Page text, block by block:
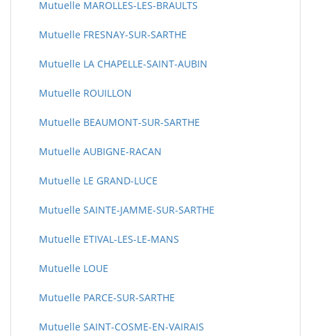
Mutuelle MAROLLES-LES-BRAULTS
Mutuelle FRESNAY-SUR-SARTHE
Mutuelle LA CHAPELLE-SAINT-AUBIN
Mutuelle ROUILLON
Mutuelle BEAUMONT-SUR-SARTHE
Mutuelle AUBIGNE-RACAN
Mutuelle LE GRAND-LUCE
Mutuelle SAINTE-JAMME-SUR-SARTHE
Mutuelle ETIVAL-LES-LE-MANS
Mutuelle LOUE
Mutuelle PARCE-SUR-SARTHE
Mutuelle SAINT-COSME-EN-VAIRAIS